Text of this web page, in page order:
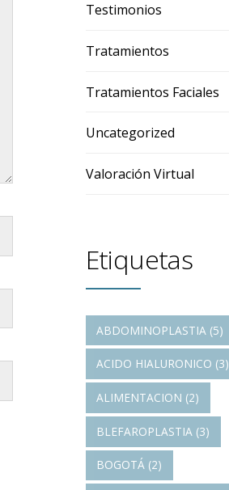
Testimonios
Tratamientos
Tratamientos Faciales
Uncategorized
Valoración Virtual
Etiquetas
ABDOMINOPLASTIA (5)
ACIDO HIALURONICO (3)
ALIMENTACION (2)
BLEFAROPLASTIA (3)
BOGOTÁ (2)